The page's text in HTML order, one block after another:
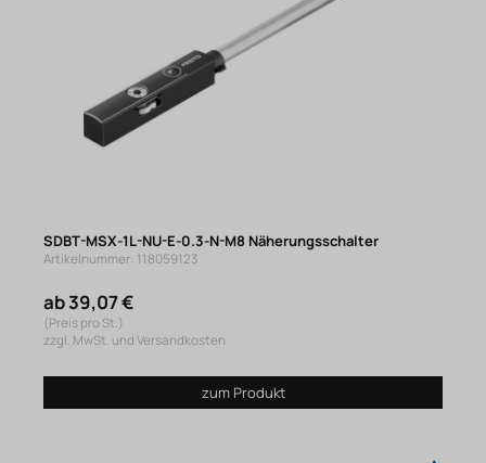
SDBT-MSX-1L-NU-E-0.3-N-M8 Näherungsschalter
Artikelnummer: 118059123
ab 39,07 €
(Preis pro St.)
zzgl. MwSt. und Versandkosten
zum Produkt